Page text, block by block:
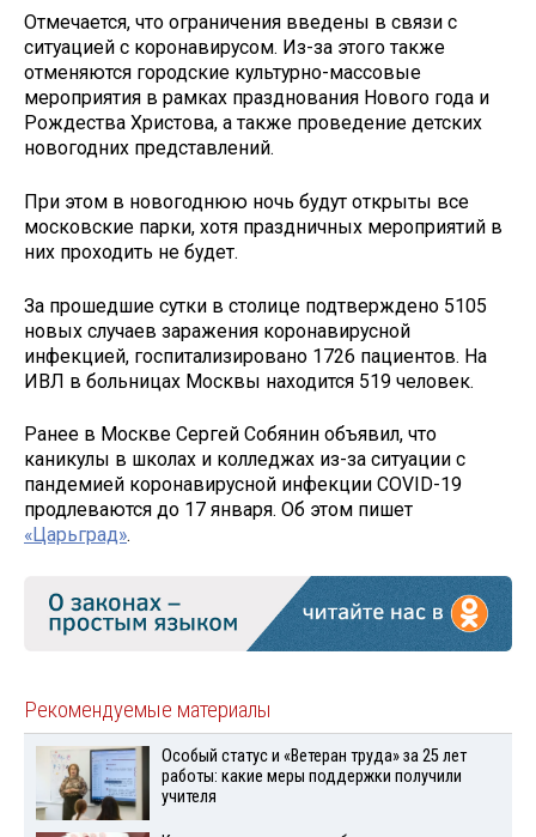
Отмечается, что ограничения введены в связи с
ситуацией с коронавирусом. Из-за этого также
отменяются городские культурно-массовые
мероприятия в рамках празднования Нового года и
Рождества Христова, а также проведение детских
новогодних представлений.
При этом в новогоднюю ночь будут открыты все
московские парки, хотя праздничных мероприятий в
них проходить не будет.
За прошедшие сутки в столице подтверждено 5105
новых случаев заражения коронавирусной
инфекцией, госпитализировано 1726 пациентов. На
ИВЛ в больницах Москвы находится 519 человек.
Ранее в Москве Сергей Собянин объявил, что
каникулы в школах и колледжах из-за ситуации с
пандемией коронавирусной инфекции COVID-19
продлеваются до 17 января. Об этом пишет
«Царьград».
Рекомендуемые материалы
Особый статус и «Ветеран труда» за 25 лет
работы: какие меры поддержки получили
учителя